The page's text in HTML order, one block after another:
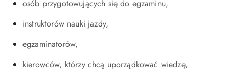
osób przygotowujących się do egzaminu,
instruktorów nauki jazdy,
egzaminatorów,
kierowców, którzy chcą uporządkować wiedzę,